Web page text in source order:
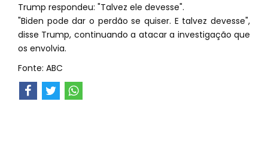
Trump respondeu: "Talvez ele devesse".
"Biden pode dar o perdão se quiser. E talvez devesse",
disse Trump, continuando a atacar a investigação que
os envolvia.
Fonte: ABC